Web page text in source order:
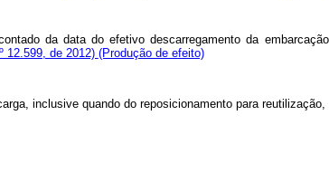
da data do efetivo descarregamento da
12.599, de 2012) (Produção de efeito)
inclusive quando do reposicionamento para